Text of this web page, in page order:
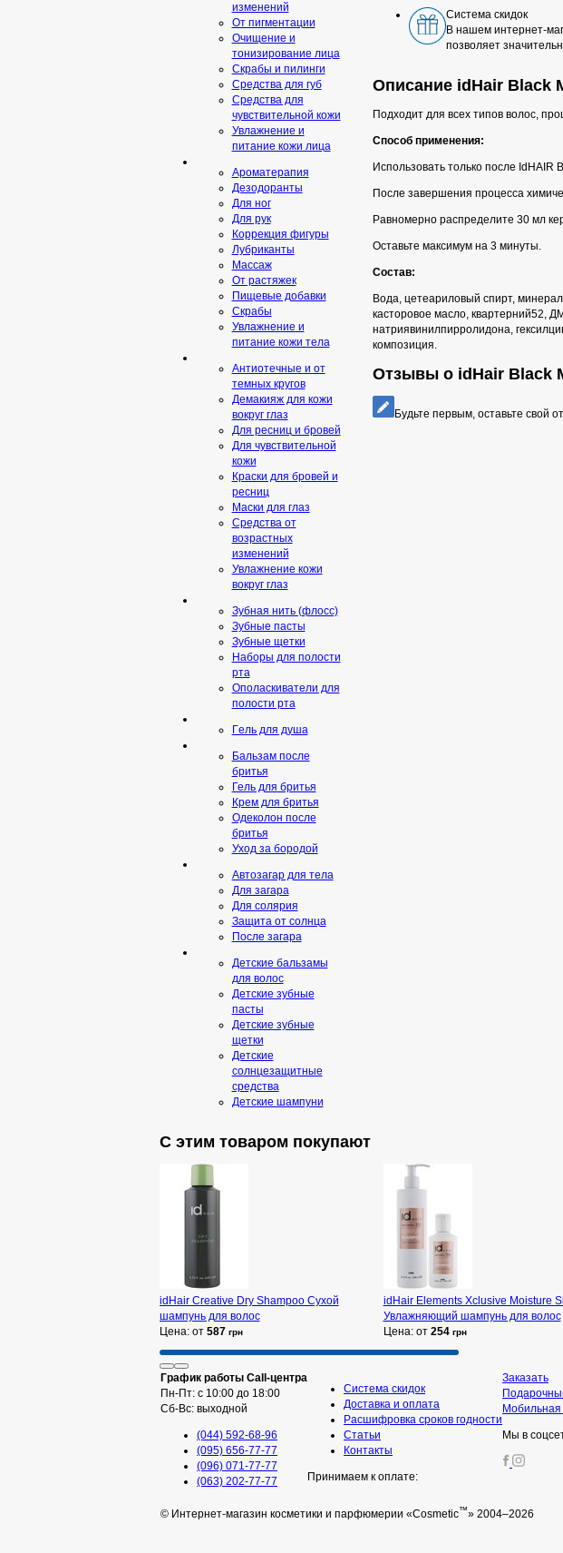
Система скидок
В нашем интернет-
позволяет
Описание idHair Black
Подходит для всех типов волос,
Способ применения:
Использовать только после IdHAIR
После завершения процесса
Равномерно распределите 30 мл
Оставьте максимум на 3 минуты.
Состав:
Вода, цетеариловый спирт,
касторовое масло, квартерний52,
натриявинилпирролидона,
композиция.
Отзывы о idHair Black
Будьте первым, оставьте свой
изменений
От пигментации
Очищение и
тонизирование лица
Скрабы и пилинги
Средcтва для губ
Средства для
чувствительной кожи
Увлажнение и
питание кожи лица
Ароматерапия
Дезодоранты
Для ног
Для рук
Коррекция фигуры
Лубриканты
Массаж
От растяжек
Пищевые добавки
Скрaбы
Увлажнение и
питание кожи тела
Антиотечные и от
темных кругов
Демакияж для кожи
вокруг глаз
Для ресниц и бровей
Для чувствительной
кожи
Краски для бровей и
ресниц
Маски для глаз
Средства от
возрастных
изменений
Увлажнение кожи
вокруг глаз
Зубная нить (флосс)
Зубные пасты
Зубные щетки
Наборы для полости
рта
Ополаскиватели для
полости рта
Гeль для душа
Бальзам после
бритья
Гель для бритья
Крем для бритья
Одеколон после
бритья
Уход за бородой
Автозагар для тела
Для загара
Для солярия
Защита от солнца
После загара
Детские бальзамы
для волос
Детские зубные
пасты
Детские зубные
щетки
Детские
солнцезащитные
средства
Детские шампуни
С этим товаром покупают
idHair Creative Dry Shampoo Сухой
шампунь для волос
Цена: от 587 грн
idHair Elements Xclusive Moisture
Увлажняющий шампунь для волос
Цена: от 254 грн
График работы Call-центра
Пн-Пт: с 10:00 до 18:00
Сб-Вс: выходной
(044) 592-68-96
(095) 656-77-77
(096) 071-77-77
(063) 202-77-77
Система скидок
Доставка и оплата
Расшифровка сроков годности
Статьи
Контакты
Принимаем к оплате:
Заказать
Мобильная
Мы в
© Интернет-магазин косметики и парфюмерии «Cosmetic™» 2004–2026